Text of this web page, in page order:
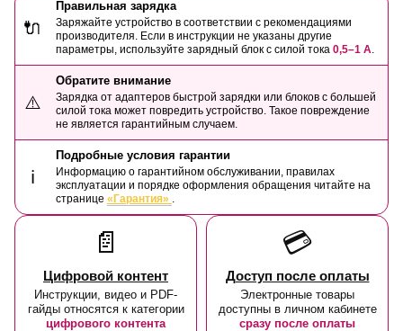
🔌
Правильная зарядка
Заряжайте устройство в соответствии с рекомендациями
производителя. Если в инструкции не указаны другие
параметры, используйте зарядный блок с силой тока 0,5–1 А.
⚠️
Обратите внимание
Зарядка от адаптеров быстрой зарядки или блоков с большей
силой тока может повредить устройство. Такое повреждение
не является гарантийным случаем.
ℹ️
Подробные условия гарантии
Информацию о гарантийном обслуживании, правилах
эксплуатации и порядке оформления обращения читайте на
странице «Гарантия» .
📄
Цифровой контент
Инструкции, видео и PDF-
гайды относятся к категории
цифрового контента
💳
Доступ после оплаты
Электронные товары
доступны в личном кабинете
сразу после оплаты